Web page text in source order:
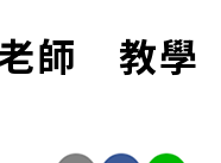
師 教學